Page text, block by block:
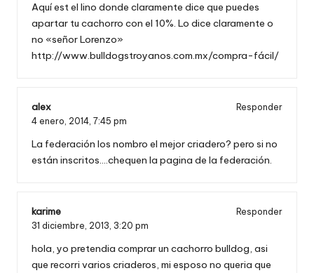
Aquí est el lino donde claramente dice que puedes
apartar tu cachorro con el 10%. Lo dice claramente o
no «señor Lorenzo»
http://www.bulldogstroyanos.com.mx/compra-fácil/
alex
Responder
4 enero, 2014, 7:45 pm
La federación los nombro el mejor criadero? pero si no
están inscritos….chequen la pagina de la federación.
karime
Responder
31 diciembre, 2013, 3:20 pm
hola, yo pretendia comprar un cachorro bulldog, asi
que recorri varios criaderos, mi esposo no queria que